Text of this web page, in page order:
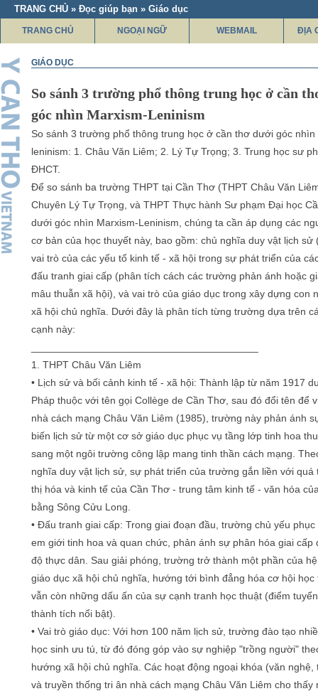
TRANG CHỦ » Đọc giúp bạn » Giáo dục
TRANG CHỦ NGOẠI NGỮ WEBMAIL ĐỊA
GIÁO DỤC
So sánh 3 trường phổ thông trung học ở cần
góc nhìn Marxism-Leninism
So sánh 3 trường phổ thông trung học ở cần thơ dưới góc nhìn
leninism: 1. Châu Văn Liêm; 2. Lý Tự Trọng; 3. Trung học sư
ĐHCT.
Để so sánh ba trường THPT tại Cần Thơ (THPT Châu Văn
Chuyên Lý Tự Trọng, và THPT Thực hành Sư phạm Đại học
dưới góc nhìn Marxism-Leninism, chúng ta cần áp dụng các
cơ bản của học thuyết này, bao gồm: chủ nghĩa duy vật lịch sử
vai trò của các yếu tố kinh tế - xã hội trong sự phát triển của
đấu tranh giai cấp (phân tích cách các trường phản ánh hoặc
mâu thuẫn xã hội), và vai trò của giáo dục trong xây dựng con
xã hội chủ nghĩa. Dưới đây là phân tích từng trường dựa trên
cạnh này:
1. THPT Châu Văn Liêm
• Lịch sử và bối cảnh kinh tế - xã hội: Thành lập từ năm 1917
Pháp thuộc với tên gọi Collège de Cần Thơ, sau đó đổi tên để
nhà cách mạng Châu Văn Liêm (1985), trường này phản ánh
biến lịch sử từ một cơ sở giáo dục phục vụ tầng lớp tinh hoa
sang một ngôi trường công lập mang tinh thần cách mạng.
nghĩa duy vật lịch sử, sự phát triển của trường gắn liền với quá
thị hóa và kinh tế của Cần Thơ - trung tâm kinh tế - văn hóa
bằng Sông Cửu Long.
• Đấu tranh giai cấp: Trong giai đoạn đầu, trường chủ yếu phục
em giới tinh hoa và quan chức, phản ánh sự phân hóa giai cấp
độ thực dân. Sau giải phóng, trường trở thành một phần của
giáo dục xã hội chủ nghĩa, hướng tới bình đẳng hóa cơ hội học
vẫn còn những dấu ấn của sự cạnh tranh học thuật (điểm
thành tích nổi bật).
• Vai trò giáo dục: Với hơn 100 năm lịch sử, trường đào tạo
học sinh ưu tú, từ đó đóng góp vào sự nghiệp "trồng người"
hướng xã hội chủ nghĩa. Các hoạt động ngoại khóa (văn nghệ,
và truyền thống tri ân nhà cách mạng Châu Văn Liêm cho thấy